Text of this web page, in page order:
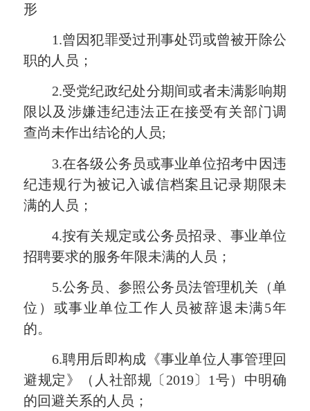
形
1.曾因犯罪受过刑事处罚或曾被开除公
职的人员；
2.受党纪政纪处分期间或者未满影响期
限以及涉嫌违纪违法正在接受有关部门调
查尚未作出结论的人员;
3.在各级公务员或事业单位招考中因违
纪违规行为被记入诚信档案且记录期限未
满的人员；
4.按有关规定或公务员招录、事业单位
招聘要求的服务年限未满的人员；
5.公务员、参照公务员法管理机关（单
位）或事业单位工作人员被辞退未满5年
的。
6.聘用后即构成《事业单位人事管理回
避规定》（人社部规〔2019〕1号）中明确
的回避关系的人员；